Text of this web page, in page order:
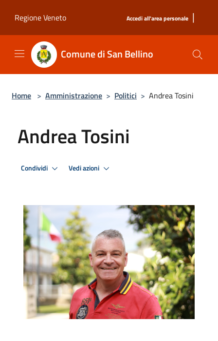
Regione Veneto
Accedi all'area personale |
Comune di San Bellino
Home > Amministrazione > Politici > Andrea Tosini
Andrea Tosini
Condividi Vedi azioni